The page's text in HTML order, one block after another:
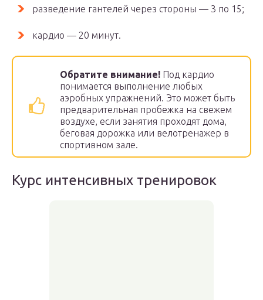
разведение гантелей через стороны — 3 по 15;
кардио — 20 минут.
Обратите внимание! Под кардио
понимается выполнение любых
аэробных упражнений. Это может быть
предварительная пробежка на свежем
воздухе, если занятия проходят дома,
беговая дорожка или велотренажер в
спортивном зале.
Курс интенсивных тренировок